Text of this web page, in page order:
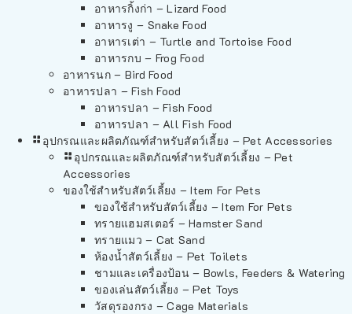
อาหารกิ้งก่า – Lizard Food
อาหารงู – Snake Food
อาหารเต่า – Turtle and Tortoise Food
อาหารกบ – Frog Food
อาหารนก – Bird Food
อาหารปลา – Fish Food
อาหารปลา – Fish Food
อาหารปลา – All Fish Food
อุปกรณและผลิตภัณฑ์สำหรับสัตว์เลี้ยง – Pet Accessories
อุปกรณและผลิตภัณฑ์สำหรับสัตว์เลี้ยง – Pet
Accessories
ของใช้สำหรับสัตว์เลี้ยง – Item For Pets
ของใช้สำหรับสัตว์เลี้ยง – Item For Pets
ทรายแฮมสเตอร์ – Hamster Sand
ทรายแมว – Cat Sand
ห้องน้ำสัตว์เลี้ยง – Pet Toilets
ชามและเครื่องป้อน – Bowls, Feeders & Watering
ของเล่นสัตว์เลี้ยง – Pet Toys
วัสดุรองกรง – Cage Materials